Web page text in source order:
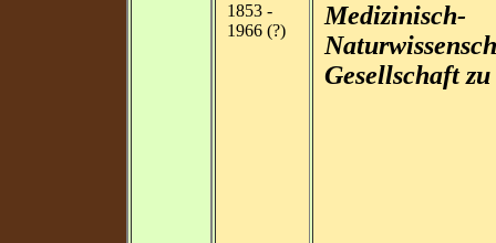
1853 -
1966 (?)
Medizinisch-
Gesellschaft